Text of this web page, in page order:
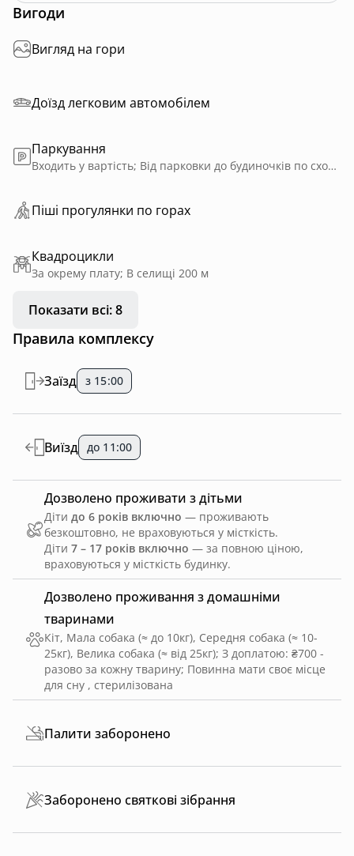
Вигоди
Вигляд на гори
Доїзд легковим автомобілем
Паркування
Входить у вартість; Від парковки до будиночків по сходах піднятись .
Пiшi прoгулянки пo горах
Квадроцикли
За окрему плату; В селищі 200 м
Показати всі: 8
Правила комплексу
Дозволено проживання з домашніми
тваринами
Кіт, Мала собака (≈ до 10кг), Середня собака (≈ 10-
25кг), Велика собака (≈ від 25кг); З доплатою: ₴700 -
разово за кожну тварину; Повинна мати своє місце
для сну , стерилізована
Заїзд з 15:00
Виїзд до 11:00
Дозволено проживати з дітьми
Діти до 6 років включно — проживають
безкоштовно, не враховуються у місткість.
Діти 7 – 17 років включно — за повною ціною,
враховуються у місткість будинку.
Палити заборонено
Заборонено святкові зібрання